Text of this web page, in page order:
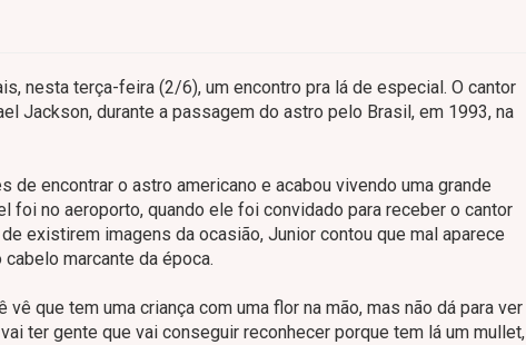
nesta terça-feira (2/6), um encontro pra lá de especial. O cantor
Jackson, durante a passagem do astro pelo Brasil, em 1993, na
de encontrar o astro americano e acabou vivendo uma grande
foi no aeroporto, quando ele foi convidado para receber o cantor
existirem imagens da ocasião, Junior contou que mal aparece
marcante da época.
que tem uma criança com uma flor na mão, mas não dá para ver
ter gente que vai conseguir reconhecer porque tem lá um mullet,